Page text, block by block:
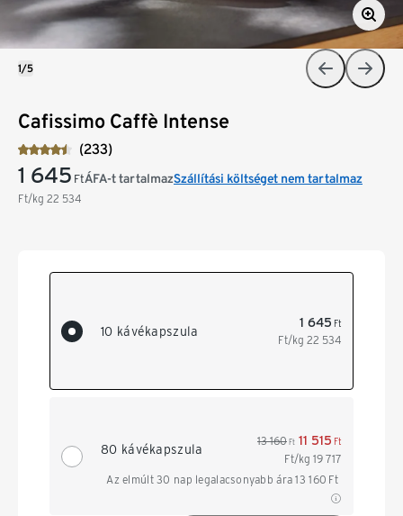
Cafissimo Caffè Intense
(233)
1 645 Ft
Ft/kg 22 534
ÁFA-t tartalmazSzállítási költséget nem tartalmaz
10 kávékapszula
1 645 Ft
Ft/kg 22 534
80 kávékapszula
13 160 Ft 11 515 Ft
Ft/kg 19 717
Az elmúlt 30 nap legalacsonyabb ára 13 160 Ft
1/5